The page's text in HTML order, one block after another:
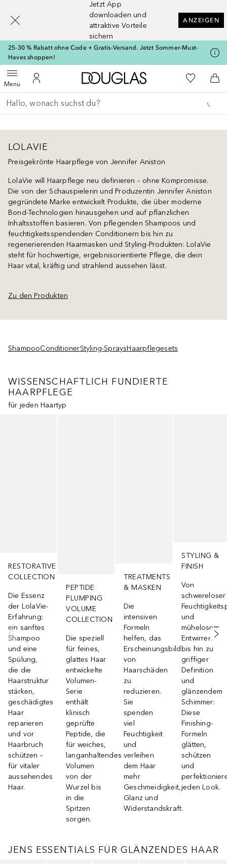
Jetzt App
downloaden und
attraktive Vorteile
sichern
ANZEIGEN
25-30 % Rabatt ohne Code + Gratis-Versand. Jetzt Sommer-Must-
Haves shoppen!
MenüMenü öffnenZu Meinem Kundenkonto
Zur Douglas Startseite
Zu Meiner
Gehe zurück
Suche ausführen
LOLAVIE
Preisgekrönte Haarpflege von Jennifer Aniston
LolaVie will Haarpflege neu definieren – ohne Kompromisse.
Die von der Schauspielerin und Produzentin Jennifer Aniston
gegründete Marke entwickelt Produkte, die über moderne
Bond-Technologien hinausgehen und auf pflanzlichen
Inhaltsstoffen basieren. Von pflegenden Shampoos und
feuchtigkeitsspendenden Conditionern bis hin zu
regenerierenden Haarmasken und Styling-Produkten: LolaVie
steht für hochwertige, ergebnisorientierte Pflege, die dein
Haar vital, kräftig und strahlend aussehen lässt.
Zu den Produkten
ShampooConditionerStyling-SpraysHaarpflegesets
WISSENSCHAFTLICH FUNDIERTE
HAARPFLEGE
für jeden Haartyp
RESTORATIVE
COLLECTION
Die Essenz
der LolaVie-
Erfahrung:
ein sanftes
Shampoo
und eine
Spülung,
die die
Haarstruktur
stärken,
geschädigtes
Haar
reparieren
und vor
Haarbruch
schützen –
für vitaler
aussehendes
Haar.
PEPTIDE
PLUMPING
VOLUME
COLLECTION
Die speziell
für feines,
glattes Haar
entwickelte
Volumen-
Serie
enthält
klinisch
geprüfte
Peptide, die
für weiches,
langanhaltendes
Volumen
von der
Wurzel bis
in die
Spitzen
sorgen.
TREATMENTS
& MASKEN
Die
intensiven
Formeln
helfen, das
Erscheinungsbild
von
Haarschäden
zu
reduzieren.
Sie
spenden
viel
Feuchtigkeit
und
verleihen
dem Haar
mehr
Geschmeidigkeit,
Glanz und
Widerstandskraft.
STYLING &
FINISH
Von
schwereloser
und
mühelosem
Entwirren
bis hin zu
griffiger
Definition
und
glänzendem
Schimmer:
Diese
Finishing-
Formeln
glätten,
schützen
und
jeden Look.
JENS ESSENTIALS FÜR GLÄNZENDES HAAR
[navigation.slideout.screenreader]